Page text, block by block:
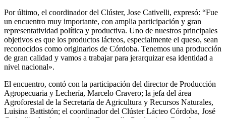
Por último, el coordinador del Clúster, Jose Cativelli, expresó: “Fue
un encuentro muy importante, con amplia participación y gran
representatividad política y productiva. Uno de nuestros principales
objetivos es que los productos lácteos, especialmente el queso, sean
reconocidos como originarios de Córdoba. Tenemos una producción
de gran calidad y vamos a trabajar para jerarquizar esa identidad a
nivel nacional».
El encuentro, contó con la participación del director de Producción
Agropecuaria y Lechería, Marcelo Cravero; la jefa del área
Agroforestal de la Secretaría de Agricultura y Recursos Naturales,
Luisina Battistón; el coordinador del Clúster Lácteo Córdoba, José